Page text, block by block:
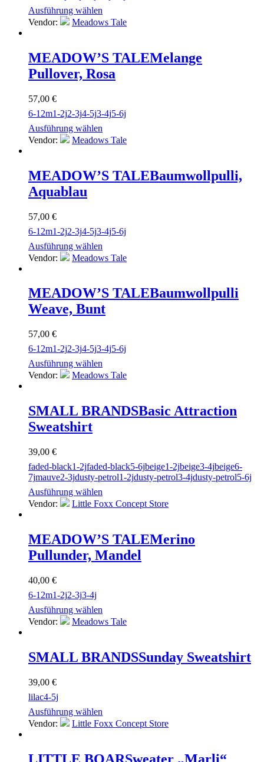
Ausführung wählen
Vendor:
Meadows Tale
MEADOW’S TALEMelange
Pullover, Rosa
57,00 €
6-12m1-2j2-3j4-5j3-4j5-6j
Ausführung wählen
Vendor:
Meadows Tale
MEADOW’S TALEBaumwollpulli,
Aquablau
57,00 €
6-12m1-2j2-3j4-5j3-4j5-6j
Ausführung wählen
Vendor:
Meadows Tale
MEADOW’S TALEBaumwollpulli
Weave, Bunt
57,00 €
6-12m1-2j2-3j4-5j3-4j5-6j
Ausführung wählen
Vendor:
Meadows Tale
SMALL BRANDSBasic Attraction
Sweatshirt
39,00 €
faded-black1-2jfaded-black5-6jbeige1-2jbeige3-4jbeige6-
7jmauve2-3jdusty-petrol1-2jdusty-petrol3-4jdusty-petrol5-6j
Ausführung wählen
Vendor:
Little Foxx Concept Store
MEADOW’S TALEMerino
Pullunder, Mandel
40,00 €
6-12m1-2j2-3j3-4j
Ausführung wählen
Vendor:
Meadows Tale
SMALL BRANDSSunday Sweatshirt
39,00 €
lilac4-5j
Ausführung wählen
Vendor:
Little Foxx Concept Store
LITTLE BOARSweater „Marli“